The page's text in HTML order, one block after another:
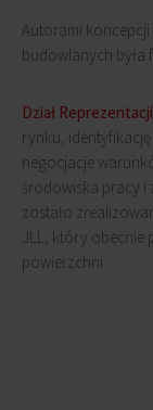
Autorami
budowlanych była
Dział
rynku,
negocjacje
środowiska pracy i
zostało
JLL, który obecnie
powierzchni.